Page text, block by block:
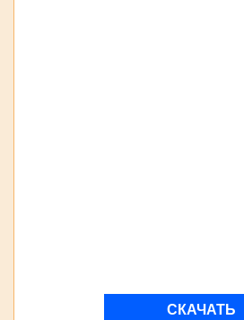
СКАЧАТЬ